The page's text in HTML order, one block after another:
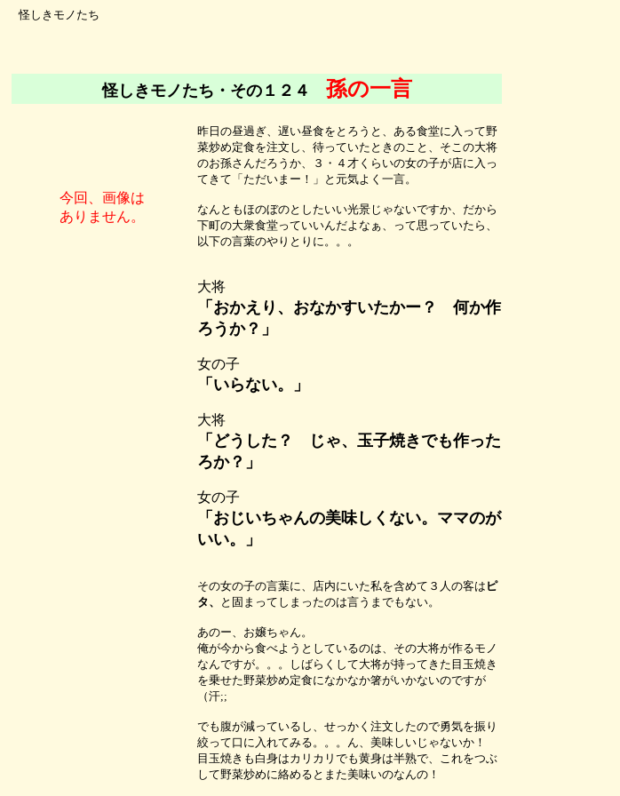
怪しきモノたち
怪しきモノたち・その１２４ 孫の一言
今回、画像は
ありません。
昨日の昼過ぎ、遅い昼食をとろうと、ある食堂に入って野
菜炒め定食を注文し、待っていたときのこと、そこの大将
のお孫さんだろうか、３・４才くらいの女の子が店に入っ
てきて「ただいまー！」と元気よく一言。
なんともほのぼのとしたいい光景じゃないですか、だから
下町の大衆食堂っていいんだよなぁ、って思っていたら、
以下の言葉のやりとりに。。。
大将
「おかえり、おなかすいたかー？ 何か作
ろうか？」
女の子
「いらない。」
大将
「どうした？ じゃ、玉子焼きでも作った
ろか？」
女の子
「おじいちゃんの美味しくない。ママのが
いい。」
その女の子の言葉に、店内にいた私を含めて３人の客は ピ
タ、
と固まってしまったのは言うまでもない。
あのー、お嬢ちゃん。
俺が今から食べようとしているのは、その大将が作るモノ
なんですが。。。しばらくして大将が持ってきた目玉焼き
を乗せた野菜炒め定食になかなか箸がいかないのですが
（汗;;
でも腹が減っているし、せっかく注文したので勇気を振り
絞って口に入れてみる。。。ん、美味しいじゃないか！
目玉焼きも白身はカリカリでも黄身は半熟で、これをつぶ
して野菜炒めに絡めるとまた美味いのなんの！